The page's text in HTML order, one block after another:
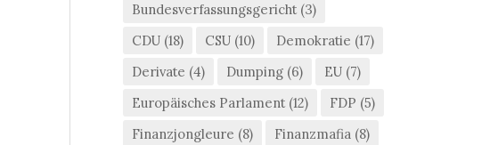
Bundesverfassungsgericht (3)
CDU (18) CSU (10) Demokratie (17)
Derivate (4) Dumping (6) EU (7)
Europäisches Parlament (12) FDP (5)
Finanzjongleure (8) Finanzmafia (8)